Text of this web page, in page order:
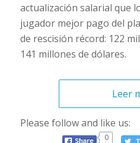
actualización salarial que
jugador mejor pago del
de rescisión récord: 122
141 millones de dólares.
Leer
Please follow and like us:
0